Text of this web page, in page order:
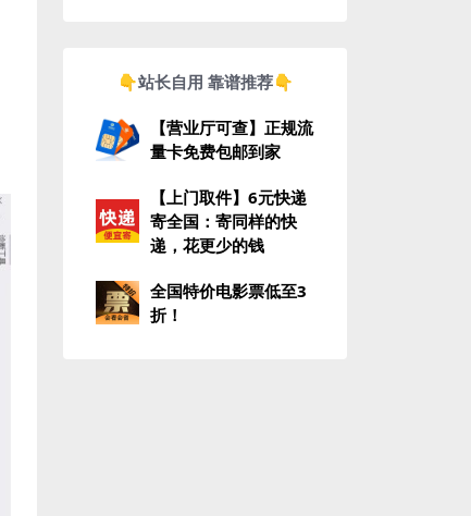
👇站长自用 靠谱推荐👇
【营业厅可查】正规流
量卡免费包邮到家
【上门取件】6元快递
寄全国：寄同样的快
递，花更少的钱
全国特价电影票低至3
折！